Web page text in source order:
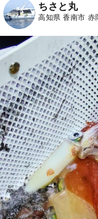
ちさと丸
高知県 香南市 赤